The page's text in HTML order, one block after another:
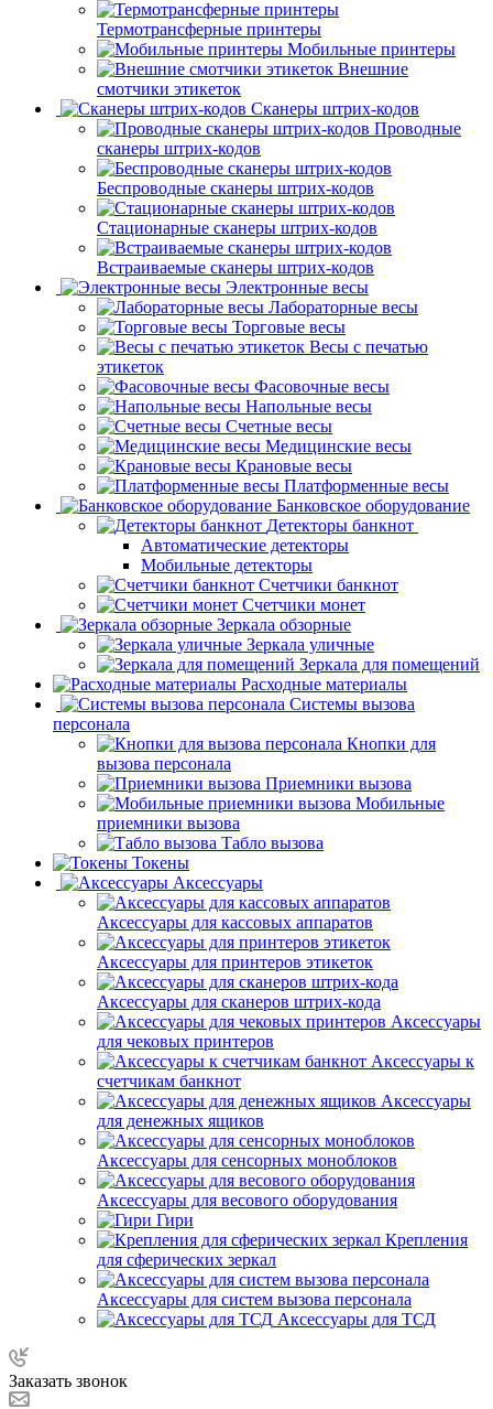
Термотрансферные принтеры
Мобильные принтеры
Внешние
смотчики этикеток
Сканеры штрих-кодов
Проводные
сканеры штрих-кодов
Беспроводные сканеры штрих-кодов
Стационарные сканеры штрих-кодов
Встраиваемые сканеры штрих-кодов
Электронные весы
Лабораторные весы
Торговые весы
Весы с печатью
этикеток
Фасовочные весы
Напольные весы
Счетные весы
Медицинские весы
Крановые весы
Платформенные весы
Банковское оборудование
Детекторы банкнот
Автоматические детекторы
Мобильные детекторы
Счетчики банкнот
Счетчики монет
Зеркала обзорные
Зеркала уличные
Зеркала для помещений
Расходные материалы
Системы вызова
персонала
Кнопки для
вызова персонала
Приемники вызова
Мобильные
приемники вызова
Табло вызова
Токены
Аксессуары
Аксессуары для кассовых аппаратов
Аксессуары для принтеров этикеток
Аксессуары для сканеров штрих-кода
Аксессуары
для чековых принтеров
Аксессуары к
счетчикам банкнот
Аксессуары
для денежных ящиков
Аксессуары для сенсорных моноблоков
Аксессуары для весового оборудования
Гири
Крепления
для сферических зеркал
Аксессуары для систем вызова персонала
Аксессуары для ТСД
Заказать звонок